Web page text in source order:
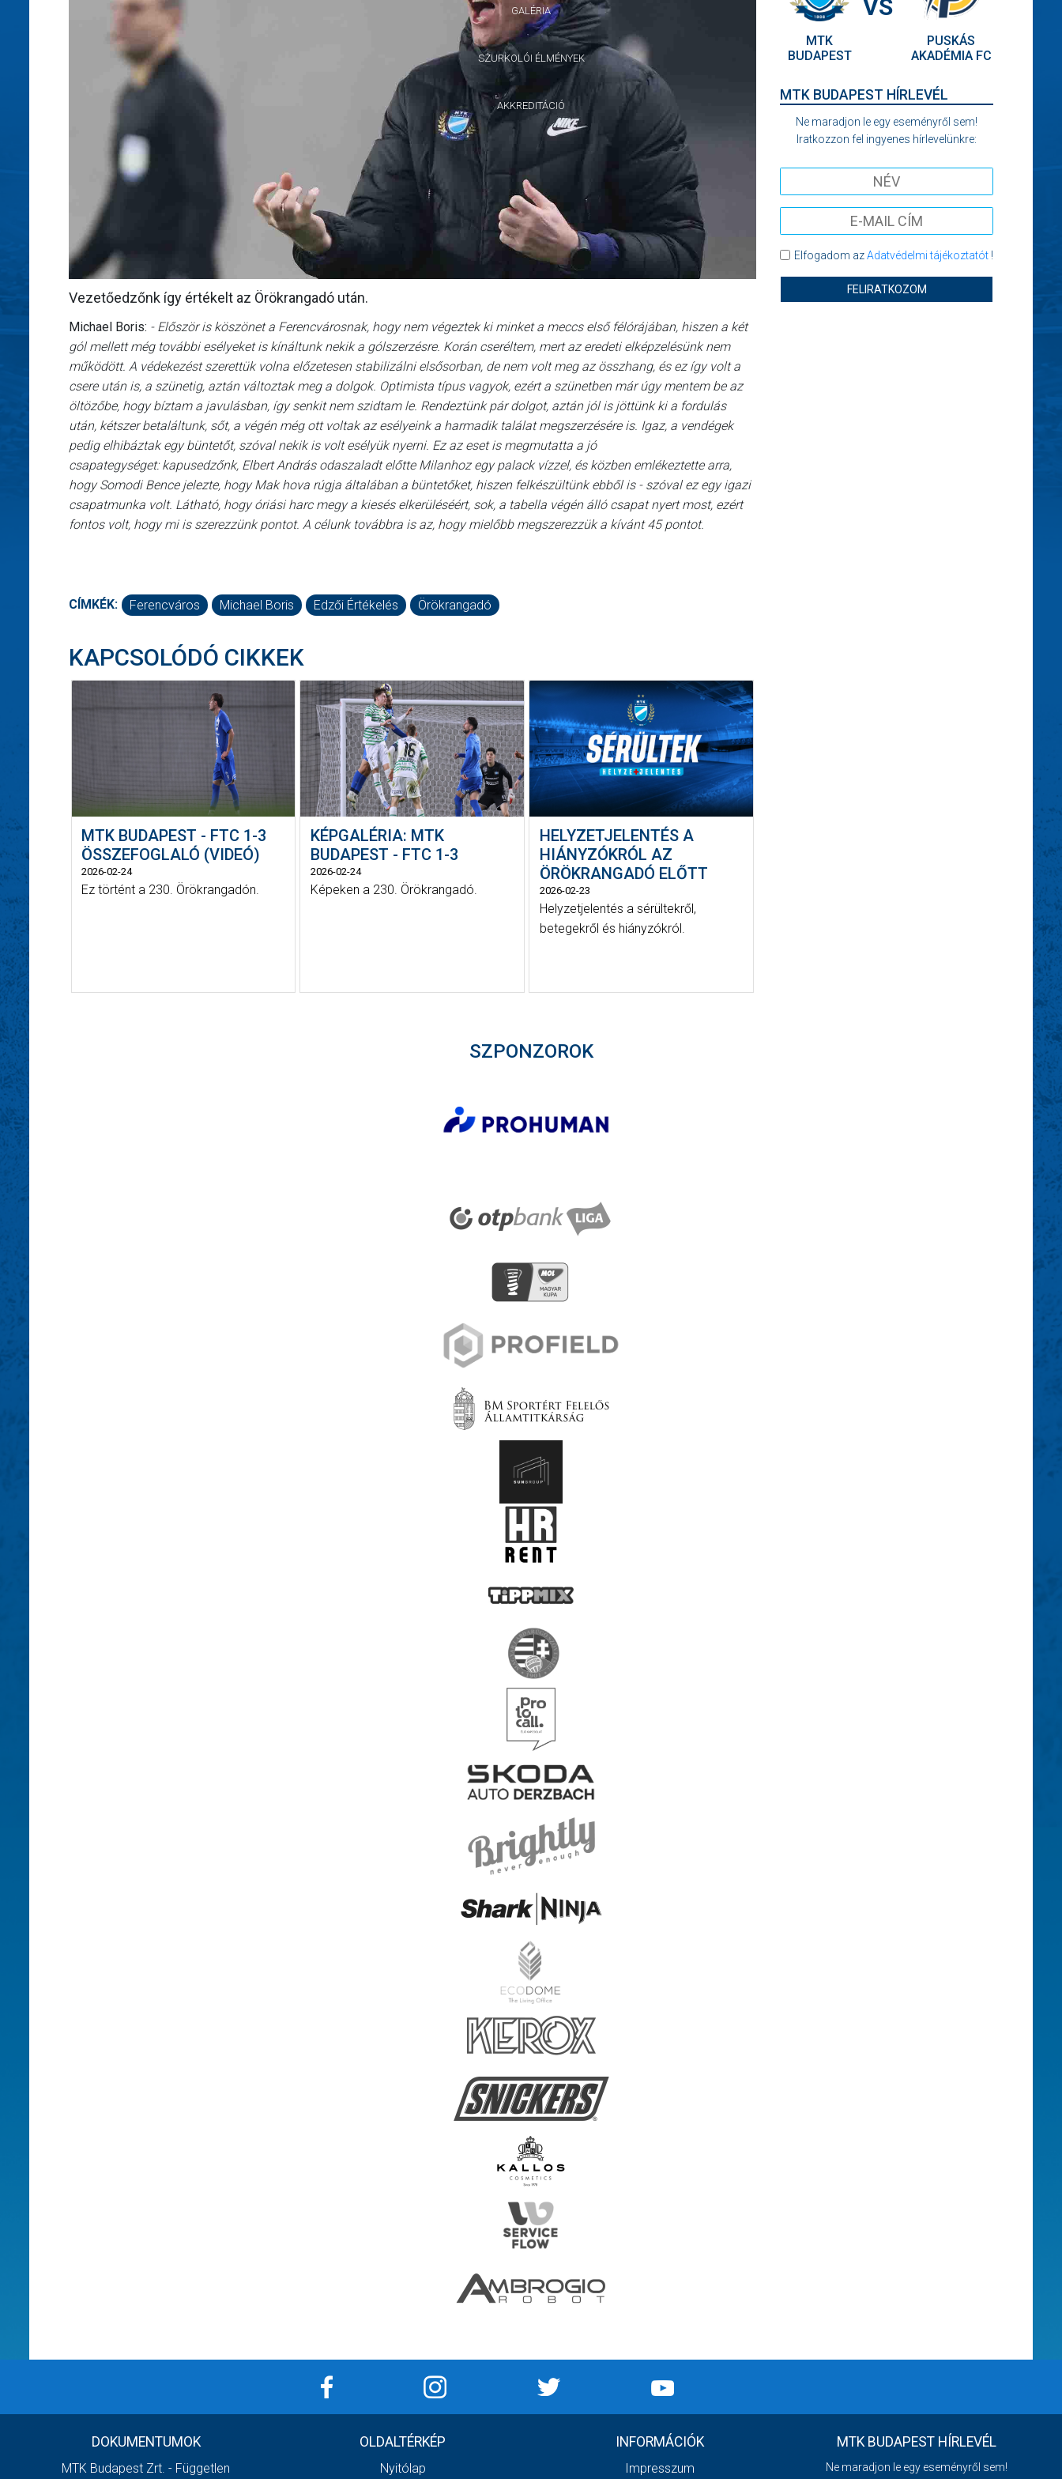
GALÉRIA
SZURKOLÓI ÉLMÉNYEK
AKKREDITÁCIÓ
Vezetőedzőnk így értékelt az Örökrangadó után.
Michael Boris: - Először is köszönet a Ferencvárosnak, hogy nem végeztek ki minket a meccs első félórájában, hiszen a két
gól mellett még további esélyeket is kínáltunk nekik a gólszerzésre. Korán cseréltem, mert az eredeti elképzelésünk nem
működött. A védekezést szerettük volna előzetesen stabilizálni elsősorban, de nem volt meg az összhang, és ez így volt a
csere után is, a szünetig, aztán változtak meg a dolgok. Optimista típus vagyok, ezért a szünetben már úgy mentem be az
öltözőbe, hogy bíztam a javulásban, így senkit nem szidtam le. Rendeztünk pár dolgot, aztán jól is jöttünk ki a fordulás
után, kétszer betaláltunk, sőt, a végén még ott voltak az esélyeink a harmadik találat megszerzésére is. Igaz, a vendégek
pedig elhibáztak egy büntetőt, szóval nekik is volt esélyük nyerni. Ez az eset is megmutatta a jó
csapategységet: kapusedzőnk, Elbert András odaszaladt előtte Milanhoz egy palack vízzel, és közben emlékeztette arra,
hogy Somodi Bence jelezte, hogy Mak hova rúgja általában a büntetőket, hiszen felkészültünk ebből is - szóval ez egy igazi
csapatmunka volt. Látható, hogy óriási harc megy a kiesés elkerüléséért, sok, a tabella végén álló csapat nyert most, ezért
fontos volt, hogy mi is szerezzünk pontot. A célunk továbbra is az, hogy mielőbb megszerezzük a kívánt 45 pontot.
CÍMKÉK: Ferencváros Michael Boris Edzői Értékelés Örökrangadó
KAPCSOLÓDÓ CIKKEK
MTK BUDAPEST - FTC 1-3
ÖSSZEFOGLALÓ (VIDEÓ)
2026-02-24
Ez történt a 230. Örökrangadón.
KÉPGALÉRIA: MTK
BUDAPEST - FTC 1-3
2026-02-24
Képeken a 230. Örökrangadó.
HELYZETJELENTÉS A
HIÁNYZÓKRÓL AZ
ÖRÖKRANGADÓ ELŐTT
2026-02-23
Helyzetjelentés a sérültekről,
betegekről és hiányzókról.
MTK
BUDAPEST
VS
PUSKÁS
AKADÉMIA FC
MTK BUDAPEST HÍRLEVÉL
Ne maradjon le egy eseményről sem!
Iratkozzon fel ingyenes hírlevelünkre:
Elfogadom azAdatvédelmi tájékoztatót!
FELIRATKOZOM
SZPONZOROK
DOKUMENTUMOK
MTK Budapest Zrt. - Független
OLDALTÉRKÉP
Nyitólap
INFORMÁCIÓK
Impresszum
MTK BUDAPEST HÍRLEVÉL
Ne maradjon le egy eseményről sem!